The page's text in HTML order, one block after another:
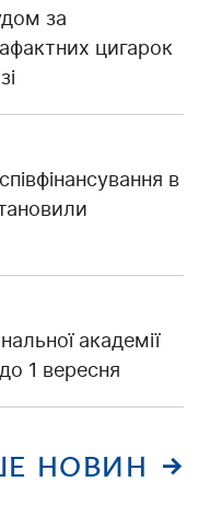
за
цигарок
в
академії
1 вересня
НОВИН